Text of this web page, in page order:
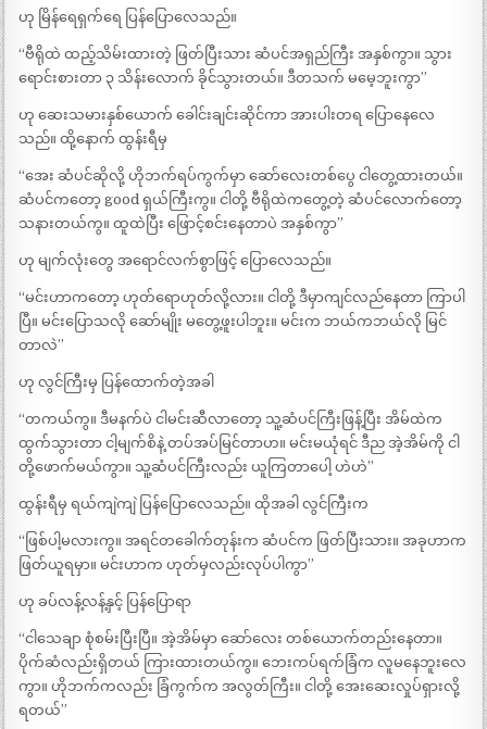
ဟု မြိန်ရေရှက်ရေ ပြန်ပြောလေသည်။
“ဗီရိုထဲ ထည့်သိမ်းထားတဲ့ ဖြတ်ပြီးသား ဆံပင်အရှည်ကြီး အနှစ်ကွာ။ သွား
ရောင်းစားတာ ၃ သိန်းလောက် ခိုင်သွားတယ်။ ဒီတသက် မမေ့ဘူးကွာ”
ဟု ဆေးသမားနှစ်ယောက် ခေါင်းချင်းဆိုင်ကာ အားပါးတရ ပြောနေလေ
သည်။ ထို့နောက် ထွန်းရီမှ
“အေး ဆံပင်ဆိုလို့ ဟိုဘက်ရပ်ကွက်မှာ ဆော်လေးတစ်ပွေ ငါတွေ့ထားတယ်။
ဆံပင်ကတော့ good ရှယ်ကြီးကွ။ ငါတို့ ဗီရိုထဲကတွေ့တဲ့ ဆံပင်လောက်တော့
သနားတယ်ကွ။ ထူထဲပြီး ဖြောင့်စင်းနေတာပဲ အနှစ်ကွာ”
ဟု မျက်လုံးတွေ အရောင်လက်စွာဖြင့် ပြောလေသည်။
“မင်းဟာကတော့ ဟုတ်ရောဟုတ်လို့လား။ ငါတို့ ဒီမှာကျင်လည်နေတာ ကြာပါ
ပြီ။ မင်းပြောသလို ဆော်မျိုး မတွေ့ဖူးပါဘူး။ မင်းက ဘယ်ကဘယ်လို မြင်
တာလဲ”
ဟု လွင်ကြီးမှ ပြန်ထောက်တဲ့အခါ
“တကယ်ကွ။ ဒီမနက်ပဲ ငါမင်းဆီလာတော့ သူ့ဆံပင်ကြီးဖြန့်ပြီး အိမ်ထဲက
ထွက်သွားတာ ငါ့မျက်စိနဲ့ တပ်အပ်မြင်တာဟ။ မင်းမယုံရင် ဒီည အဲ့အိမ်ကို ငါ
တို့ဖောက်မယ်ကွာ။ သူ့ဆံပင်ကြီးလည်း ယူကြတာပေါ့ ဟဲဟဲ”
ထွန်းရီမှ ရယ်ကျဲကျဲ ပြန်ပြောလေသည်။ ထိုအခါ လွင်ကြီးက
“ဖြစ်ပါ့မလားကွ။ အရင်တခေါက်တုန်းက ဆံပင်က ဖြတ်ပြီးသား။ အခုဟာက
ဖြတ်ယူရမှာ။ မင်းဟာက ဟုတ်မှလည်းလုပ်ပါကွာ”
ဟု ခပ်လန့်လန့်နှင့် ပြန်ပြောရာ
“ငါသေချာ စုံစမ်းပြီးပြီ။ အဲ့အိမ်မှာ ဆော်လေး တစ်ယောက်တည်းနေတာ။
ပိုက်ဆံလည်းရှိတယ် ကြားထားတယ်ကွ။ ဘေးကပ်ရက်ခြံက လူမနေဘူးလေ
ကွာ။ ဟိုဘက်ကလည်း ခြံကွက်က အလွတ်ကြီး။ ငါတို့ အေးဆေးလှုပ်ရှားလို့
ရတယ်”